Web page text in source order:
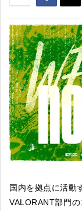
国内を拠点に活動
VALORANT部門